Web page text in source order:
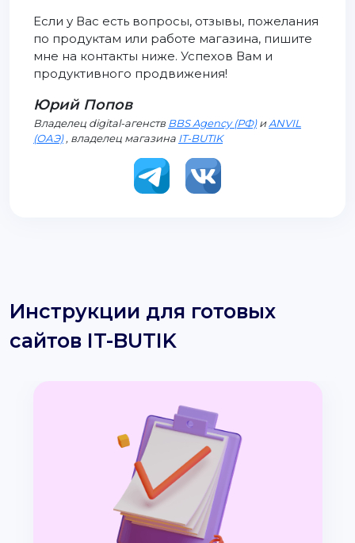
Если у Вас есть вопросы, отзывы, пожелания
по продуктам или работе магазина, пишите
мне на контакты ниже. Успехов Вам и
продуктивного продвижения!
Юрий Попов
Владелец digital-агенств BBS Agency (РФ)иANVIL
(ОАЭ), владелец магазина IT-BUTIK
Инструкции для готовых
сайтов IT-BUTIK